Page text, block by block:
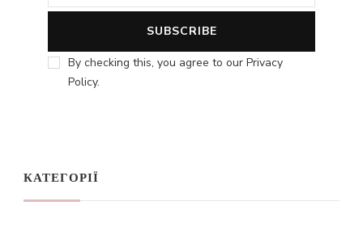
By checking this, you agree to our Privacy
Policy.
КАТЕГОРІЇ